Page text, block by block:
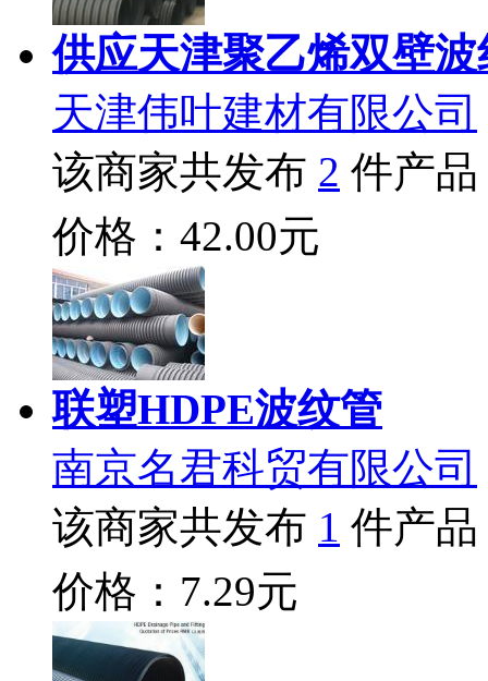
供应天津聚乙烯双壁波
天津伟叶建材有限公司
该商家共发布 2 件产品
价格：42.00元
联塑HDPE波纹管
南京名君科贸有限公司
该商家共发布 1 件产品
价格：7.29元